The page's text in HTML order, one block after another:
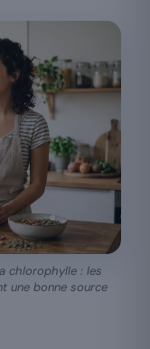
chlorophylle : les
une bonne source